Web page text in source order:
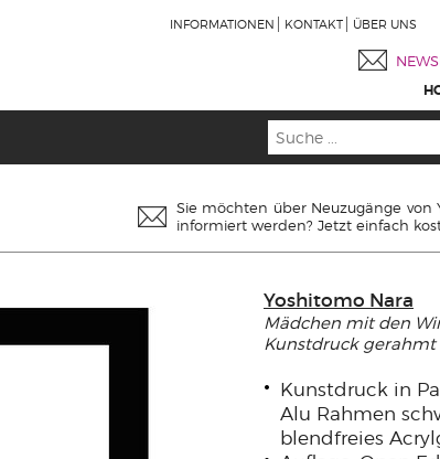
INFORMATIONEN KONTAKT ÜBER UNS
Sie möchten über Neuzugänge von
informiert werden? Jetzt einfach
Yoshitomo Nara
Mädchen mit den
Kunstdruck gerahmt
Kunstdruck in
Alu Rahmen
blendfreies